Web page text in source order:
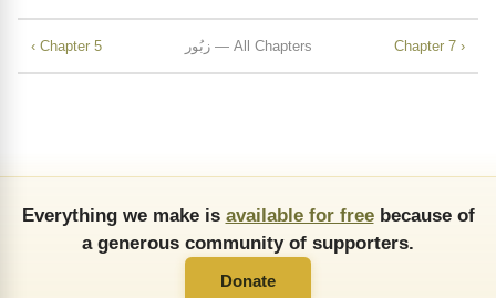
‹ Chapter 5 زبُور — All Chapters Chapter 7 ›
Everything we make is available for freebecause of
a generous community of supporters.
Donate